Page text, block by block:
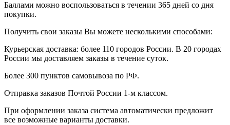
Баллами можно воспользоваться в течении 365 дней со дня
покупки.
Получить свои заказы Вы можете несколькими способами:
Курьерская доставка: более 110 городов России. В 20 городах
России мы доставляем заказы в течение суток.
Более 300 пунктов самовывоза по РФ.
Отправка заказов Почтой России 1-м классом.
При оформлении заказа система автоматически предложит
все возможные варианты доставки.